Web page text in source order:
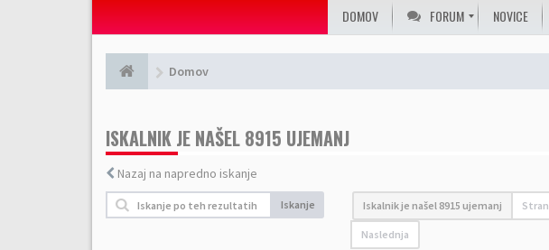
DOMOV FORUM NOVICE
Domov
ISKALNIK JE NAŠEL 8915 UJEMANJ
Nazaj na napredno iskanje
Iskanje Iskalnik je našel 8915 ujemanj Stran
Naslednja